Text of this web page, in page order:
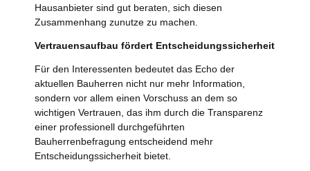
Hausanbieter sind gut beraten, sich diesen
Zusammenhang zunutze zu machen.
Vertrauensaufbau fördert Entscheidungssicherheit
Für den Interessenten bedeutet das Echo der
aktuellen Bauherren nicht nur mehr Information,
sondern vor allem einen Vorschuss an dem so
wichtigen Vertrauen, das ihm durch die Transparenz
einer professionell durchgeführten
Bauherrenbefragung entscheidend mehr
Entscheidungssicherheit bietet.